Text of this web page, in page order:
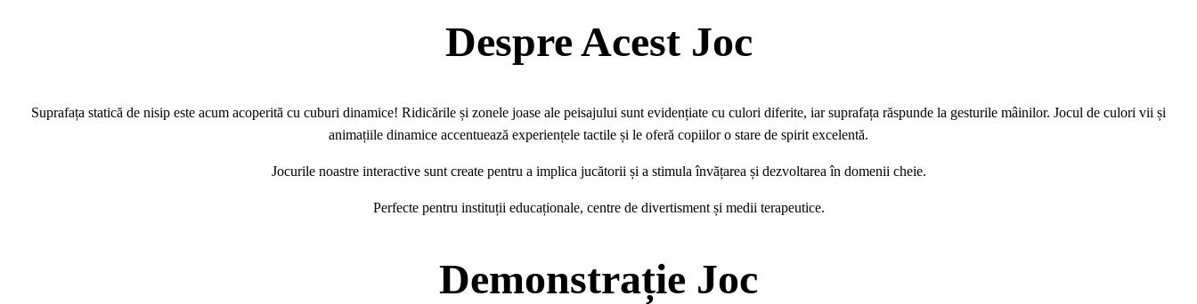
Despre Acest Joc
Suprafața statică de nisip este acum acoperită cu cuburi dinamice! Ridicările și zonele joase ale peisajului sunt evidențiate cu culori diferite, iar suprafața răspunde la gesturile mâinilor. Jocul de culori vii și
animațiile dinamice accentuează experiențele tactile și le oferă copiilor o stare de spirit excelentă.
Jocurile noastre interactive sunt create pentru a implica jucătorii și a stimula învățarea și dezvoltarea în domenii cheie.
Perfecte pentru instituții educaționale, centre de divertisment și medii terapeutice.
Demonstrație Joc